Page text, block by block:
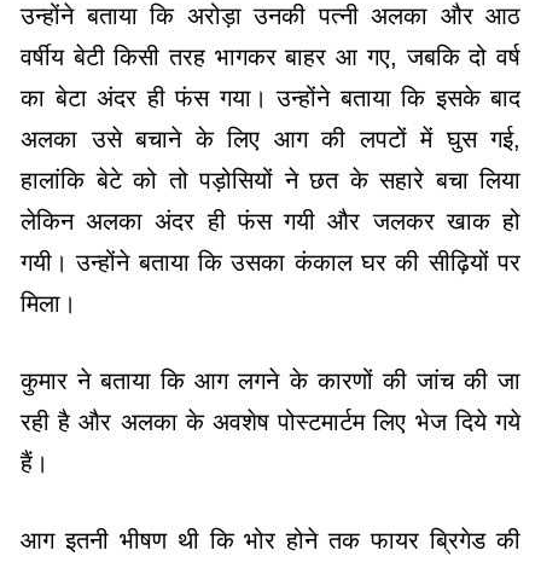
उन्होंने बताया कि अरोड़ा उनकी पत्नी अलका और आठ
वर्षीय बेटी किसी तरह भागकर बाहर आ गए, जबकि दो वर्ष
का बेटा अंदर ही फंस गया। उन्होंने बताया कि इसके बाद
अलका उसे बचाने के लिए आग की लपटों में घुस गई,
हालांकि बेटे को तो पड़ोसियों ने छत के सहारे बचा लिया
लेकिन अलका अंदर ही फंस गयी और जलकर खाक हो
गयी। उन्होंने बताया कि उसका कंकाल घर की सीढ़ियों पर
मिला।
कुमार ने बताया कि आग लगने के कारणों की जांच की जा
रही है और अलका के अवशेष पोस्टमार्टम लिए भेज दिये गये
हैं।
आग इतनी भीषण थी कि भोर होने तक फायर ब्रिगेड की